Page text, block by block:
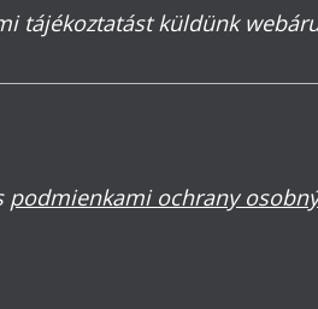
tájékoztatást küldünk
podmienkami ochrany